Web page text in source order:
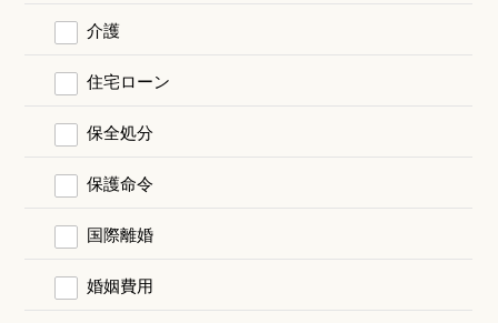
介護
住宅ローン
保全処分
保護命令
国際離婚
婚姻費用